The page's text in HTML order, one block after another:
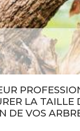
LA TAILLE
DE VOS